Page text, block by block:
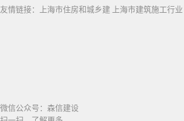
友情链接：
上海市住房和城乡建 上海市建筑施工行业
微信公众号：森信建设